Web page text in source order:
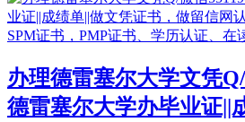
办理德雷塞尔大学文凭
德雷塞尔大学办毕业证||